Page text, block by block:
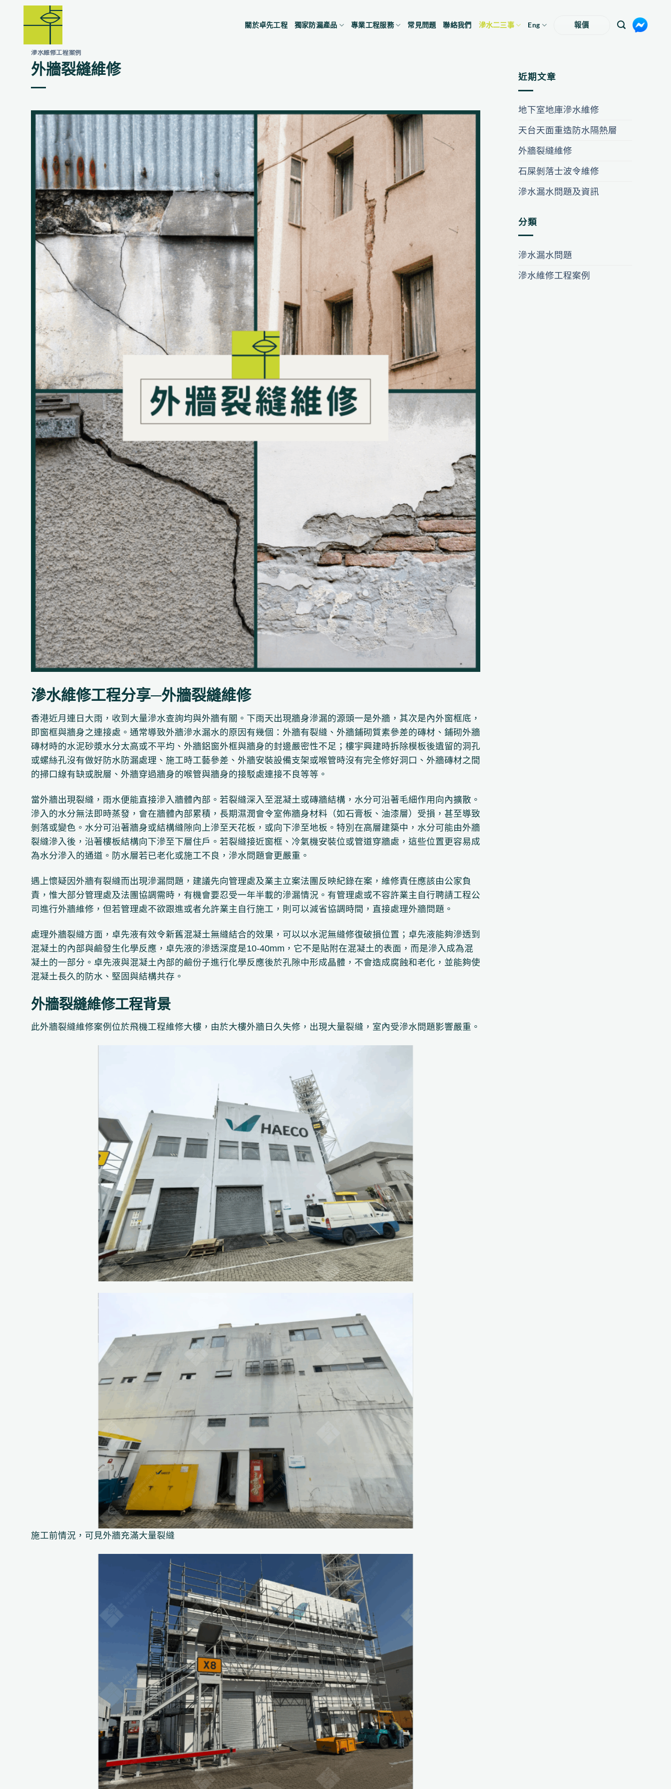
Skip
關於卓先工程 獨家防漏產品 專業工程服務 常見問題 聯絡我們 滲水二三事 Eng 報價
滲水維修工程案例
外牆裂縫維修
滲水維修工程分享─外牆裂縫維修
香港近月連日大雨，收到大量滲水查詢均與外牆有關。下雨天出現牆身滲漏的源頭一是外牆，其次是內外窗框底，
即窗框與牆身之連接處。通常導致外牆滲水漏水的原因有幾個：外牆有裂縫、外牆鋪砌質素參差的磚材、鋪砌外牆
磚材時的水泥砂漿水分太高或不平均、外牆鋁窗外框與牆身的封邊嚴密性不足；樓宇興建時拆除模板後遺留的洞孔
或螺絲孔沒有做好防水防漏處理、施工時工藝參差、外牆安裝設備支架或喉管時沒有完全修好洞口、外牆磚材之間
的掃口線有缺或脫層、外牆穿過牆身的喉管與牆身的接駁處連接不良等等。
當外牆出現裂縫，雨水便能直接滲入牆體內部。若裂縫深入至混凝土或磚牆結構，水分可沿著毛細作用向內擴散。
滲入的水分無法即時蒸發，會在牆體內部累積，長期濕潤會令室佈牆身材料（如石膏板、油漆層）受損，甚至導致
剝落或變色。水分可沿著牆身或結構縫隙向上滲至天花板，或向下滲至地板。特別在高層建築中，水分可能由外牆
裂縫滲入後，沿著樓板結構向下滲至下層住戶。若裂縫接近窗框、冷氣機安裝位或管道穿牆處，這些位置更容易成
為水分滲入的通道。防水層若已老化或施工不良，滲水問題會更嚴重。
遇上懷疑因外牆有裂縫而出現滲漏問題，建議先向管理處及業主立案法團反映紀錄在案，維修責任應該由公家負
責，惟大部分管理處及法團協調需時，有機會要忍受一年半載的滲漏情況。有管理處或不容許業主自行聘請工程公
司進行外牆維修，但若管理處不欲跟進或者允許業主自行施工，則可以減省協調時間，直接處理外牆問題。
處理外牆裂縫方面，卓先液有效令新舊混凝土無縫結合的效果，可以以水泥無縫修復破損位置；卓先液能夠滲透到
混凝土的內部與鹼發生化學反應，卓先液的滲透深度是10-40mm，它不是貼附在混凝土的表面，而是滲入成為混
凝土的一部分。卓先液與混凝土內部的鹼份子進行化學反應後於孔隙中形成晶體，不會造成腐蝕和老化，並能夠使
混凝土長久的防水、堅固與結構共存。
外牆裂縫維修工程背景
此外牆裂縫維修案例位於飛機工程維修大樓，由於大樓外牆日久失修，出現大量裂縫，室內受滲水問題影響嚴重。
施工前情況，可見外牆充滿大量裂縫
近期文章
地下室地庫滲水維修
天台天面重造防水隔熱層
外牆裂縫維修
石屎剝落士波令維修
滲水漏水問題及資訊
分類
滲水漏水問題
滲水維修工程案例